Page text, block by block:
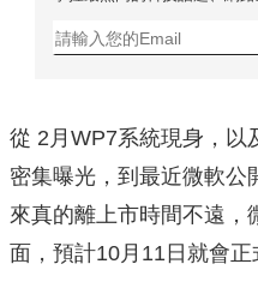
從 2月WP7系統現身，以
密集曝光，到最近微軟公
來真的離上市時間不遠，
面，預計10月11日就會正